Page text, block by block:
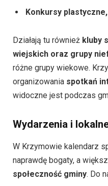
Konkursy
Działają tu również kluby
wiejskich oraz grupy
różne grupy wiekowe.
organizowania spotkań
widoczne jest podczas
Wydarzenia i
W Krzymowie kalendarz
naprawdę bogaty, a
społeczność gminy. Do